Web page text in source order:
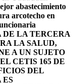
abastecimiento
arcotecho en
DE LA TERCERA
LA SALUD,
A UN SUJETO
EL CETIS 165 DE
DEL
ES